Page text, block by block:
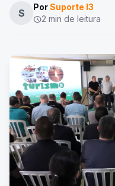
S
PorSuporte I3
schedule2 min de leitura